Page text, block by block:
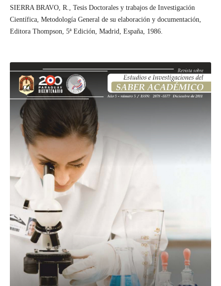
SIERRA BRAVO, R., Tesis Doctorales y trabajos de Investigación
Científica, Metodología General de su elaboración y documentación,
Editora Thompson, 5ª Edición, Madrid, España, 1986.